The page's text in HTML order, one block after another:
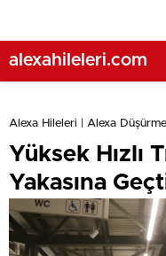
alexahileleri.com
Alexa Hileleri | Alexa
Yüksek Hızlı
Yakasına